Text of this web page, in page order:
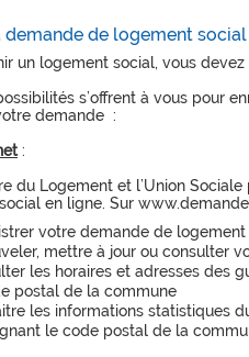
demande de logement social
un logement social, vous
s’offrent à vous pour
demande :
:
du Logement et l’Union
en ligne. Sur
votre demande de
mettre à jour ou consulter
les horaires et adresses des
postal de la commune
les informations statistiques
le code postal de la